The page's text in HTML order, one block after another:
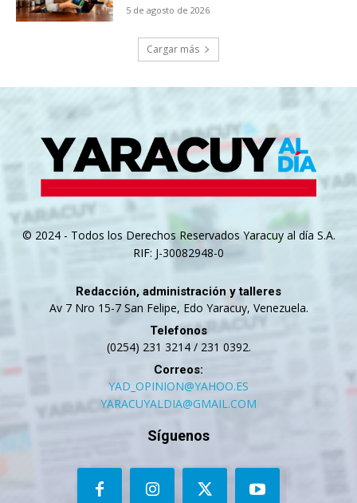
5 de agosto de 2026
Cargar más
© 2024 - Todos los Derechos Reservados Yaracuy al día S.A.
RIF: J-30082948-0
Redacción, administración y talleres
Av 7 Nro 15-7 San Felipe, Edo Yaracuy, Venezuela.
Telefonos
(0254) 231 3214 / 231 0392.
Correos:
YAD_OPINION@YAHOO.ES
YARACUYALDIA@GMAIL.COM
Síguenos